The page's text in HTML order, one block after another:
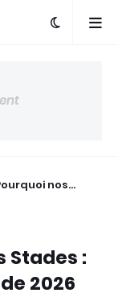
nos
Stades :
2026